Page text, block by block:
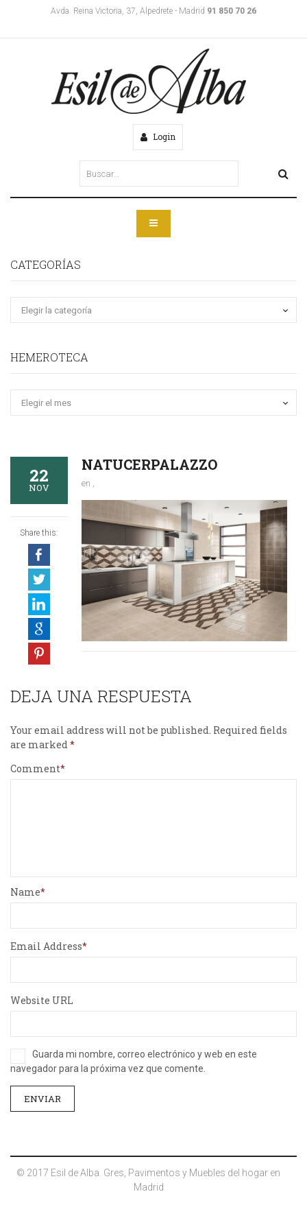
Avda. Reina Victoria, 37, Alpedrete - Madrid 91 850 70 26
Login
CATEGORÍAS
HEMEROTECA
22
NOV
Share this:
NATUCERPALAZZO
en ,
DEJA UNA RESPUESTA
Your email address will not be published. Required fields
are marked
Comment
Name
Email Address
Website URL
Guarda mi nombre, correo electrónico y web en este
navegador para la próxima vez que comente.
© 2017 Esil de Alba. Gres, Pavimentos y Muebles del hogar en
Madrid